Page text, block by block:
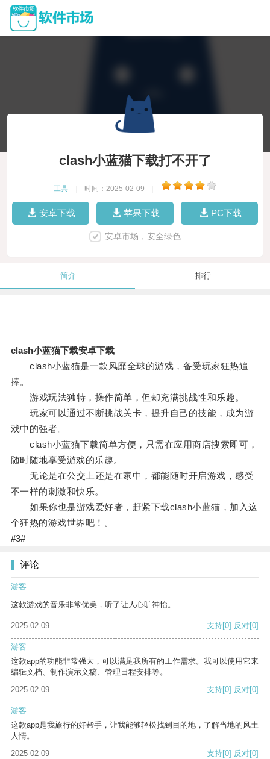
clash小蓝猫下载打不开了
工具 时间：2025-02-09
安卓下载 苹果下载 PC下载
安卓市场，安全绿色
简介 排行
clash小蓝猫下载安卓下载
clash小蓝猫是一款风靡全球的游戏，备受玩家狂热追
捧。
游戏玩法独特，操作简单，但却充满挑战性和乐趣。
玩家可以通过不断挑战关卡，提升自己的技能，成为游
戏中的强者。
clash小蓝猫下载简单方便，只需在应用商店搜索即可，
随时随地享受游戏的乐趣。
无论是在公交上还是在家中，都能随时开启游戏，感受
不一样的刺激和快乐。
如果你也是游戏爱好者，赶紧下载clash小蓝猫，加入这
个狂热的游戏世界吧！。
#3#
评论
游客
这款游戏的音乐非常优美，听了让人心旷神怡。
2025-02-09 支持[0] 反对[0]
游客
这款app的功能非常强大，可以满足我所有的工作需求。我可以使用它来
编辑文档、制作演示文稿、管理日程安排等。
2025-02-09
支持[0] 反对[0]
游客
这款app是我旅行的好帮手，让我能够轻松找到目的地，了解当地的风土
人情。
2025-02-09
支持[0] 反对[0]